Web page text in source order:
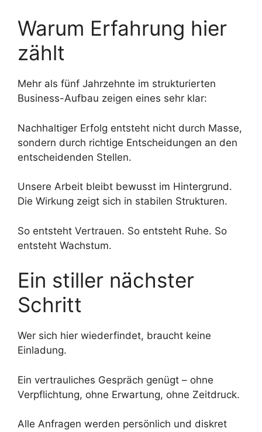
Warum Erfahrung hier
zählt
Mehr als fünf Jahrzehnte im strukturierten
Business-Aufbau zeigen eines sehr klar:
Nachhaltiger Erfolg entsteht nicht durch Masse,
sondern durch richtige Entscheidungen an den
entscheidenden Stellen.
Unsere Arbeit bleibt bewusst im Hintergrund.
Die Wirkung zeigt sich in stabilen Strukturen.
So entsteht Vertrauen. So entsteht Ruhe. So
entsteht Wachstum.
Ein stiller nächster
Schritt
Wer sich hier wiederfindet, braucht keine
Einladung.
Ein vertrauliches Gespräch genügt – ohne
Verpflichtung, ohne Erwartung, ohne Zeitdruck.
Alle Anfragen werden persönlich und diskret